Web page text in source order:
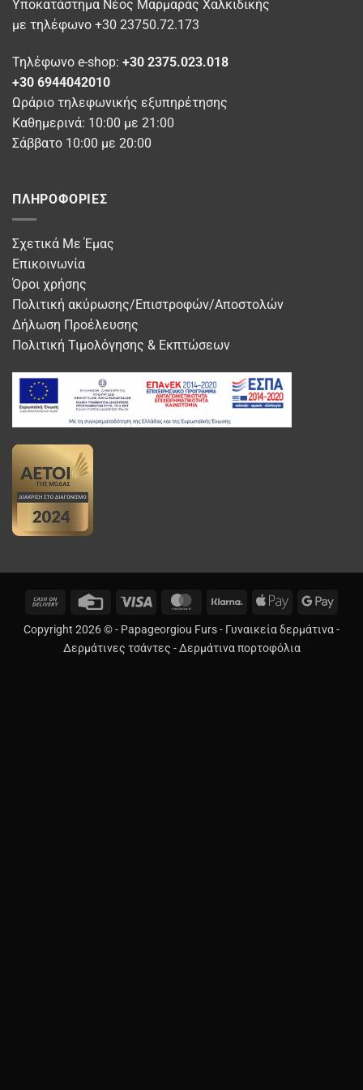
Υποκατάστημα Νέος Μαρμαράς Χαλκιδικής
με τηλέφωνο +30 23750.72.173
Τηλέφωνο e-shop: +30 2375.023.018
+30 6944042010
Ωράριο τηλεφωνικής εξυπηρέτησης
Καθημερινά: 10:00 με 21:00
Σάββατο 10:00 με 20:00
ΠΛΗΡΟΦΟΡΊΕΣ
Σχετικά Με Έμας
Επικοινωνία
Όροι χρήσης
Πολιτική ακύρωσης/Επιστροφών/Αποστολών
Δήλωση Προέλευσης
Πολιτική Τιμολόγησης & Εκπτώσεων
Cash
Delivery
Credit
Visa MasterCardKlarna
Apple
Copyright 2026 © - Papageorgiou Furs- Γυναικεία δερμάτινα-
Δερμάτινες τσάντες -Δερμάτινα πορτοφόλια